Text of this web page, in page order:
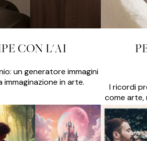
CON L'AI
un generatore immagini
in arte.
I ricordi
come arte,